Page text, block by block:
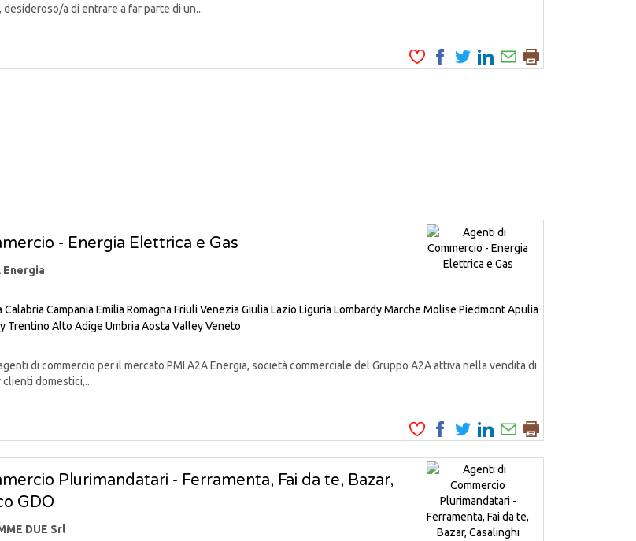
a di entrare a far parte di un...
- Energia Elettrica e Gas
Energia
Calabria Campania Emilia Romagna Friuli Venezia Giulia Lazio Liguria LombardyMarche Molise PiedmontApulia
Trentino Alto Adige Umbria Aosta ValleyVeneto
di commercio per il mercato PMI A2A Energia, società commerciale del Gruppo A2A attiva nella vendita di
domestici,...
Plurimandatari - Ferramenta, Fai da te, Bazar,
GDO
DUE Srl